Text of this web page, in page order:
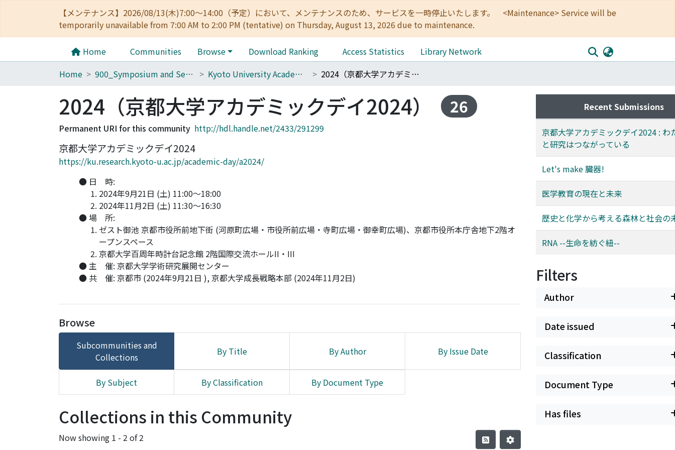
【メンテナンス】2026/08/13(木)7:00～14:00（予定）において、メンテナンスのため、サービスを一時停止いたします。 <Maintenance> Service will be
temporarily unavailable from 7:00 AM to 2:00 PM (tentative) on Thursday, August 13, 2026 due to maintenance.
Home Communities Browse Download Ranking Access Statistics
Library Network
Home
900_Symposium and Seminar in Kyoto University Kyoto University Academic Day 2024（京都大学アカデミックデイ2024）
2024（京都大学アカデミックデイ2024） 26
Permanent URI for this community http://hdl.handle.net/2433/291299
京都大学アカデミックデイ2024
https://ku.research.kyoto-u.ac.jp/academic-day/a2024/
● 日 時:
2024年9月21日 (土) 11:00〜18:00
2024年11月2日 (土) 11:30〜16:30
● 場 所:
ゼスト御池 京都市役所前地下街 (河原町広場・市役所前広場・寺町広場・御幸町広場)、京都市役所本庁舎地下2階オ
ープンスペース
京都大学百周年時計台記念館 2階国際交流ホールII・III
● 主 催: 京都大学学術研究展開センター
● 共 催: 京都市 (2024年9月21日 ), 京都大学成長戦略本部 (2024年11月2日)
Browse
Subcommunities and
Collections
By Title By Author By Issue Date
By Subject By Classification By Document Type
Collections in this Community
Now showing 1 - 2 of 2
Recent Submissions
京都大学アカデミックデイ2024 : わ
と研究はつながっている
Let's make 臓器!
医学教育の現在と未来
歴史と化学から考える森林と社会の
RNA --生命を紡ぐ紐--
Filters
Author
Date issued
Classification
Document Type
Has files